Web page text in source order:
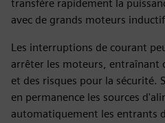
transfère rapidement la
avec de grands moteurs
Les interruptions de courant
arrêter les moteurs, entraînant
et des risques pour la sécurité.
en permanence les sources
automatiquement les entrants